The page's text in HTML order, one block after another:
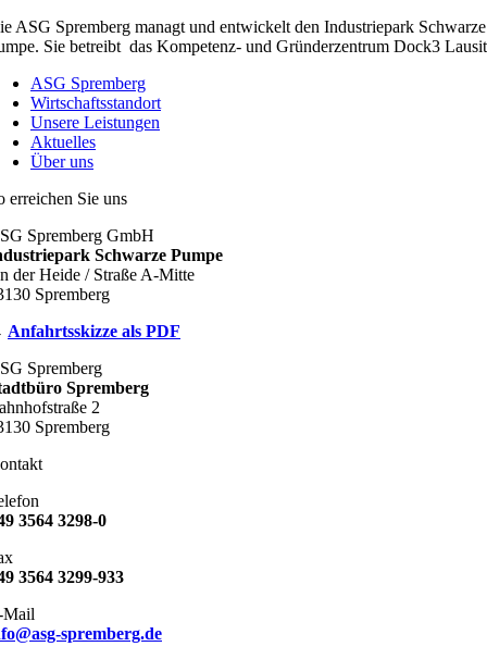
ASG Spremberg managt und entwickelt den Industriepark Schwarze
Sie betreibt das Kompetenz- und Gründerzentrum Dock3
ASG Spremberg
Wirtschaftsstandort
Unsere Leistungen
Aktuelles
Über uns
erreichen Sie uns
Spremberg GmbH
Schwarze Pumpe
der Heide / Straße A-Mitte
Spremberg
Anfahrtsskizze als PDF
Spremberg
Spremberg
2
Spremberg
3564 3298-0
3564 3299-933
Mail
spremberg.de